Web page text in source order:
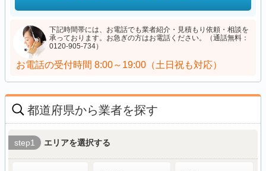
下記時間帯には、お電話でも業者紹介・見積もり依頼・相談を
承っております。お急ぎの方はお電話ください。（通話無料：
0120-905-734）
お電話の受付時間 8:00～19:00（土日祝も対応）
都道府県から業者を探す
step1 エリアを選択する